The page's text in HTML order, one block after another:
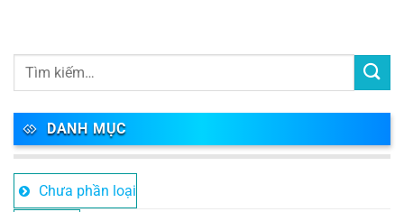
DANH MỤC
Chưa phần loại